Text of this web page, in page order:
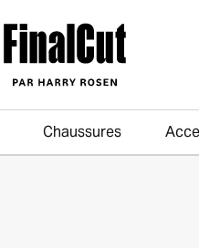
Passer au contenu
Chaussures